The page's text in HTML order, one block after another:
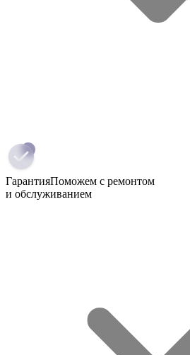
ГарантияПоможем с ремонтом
и обслуживанием